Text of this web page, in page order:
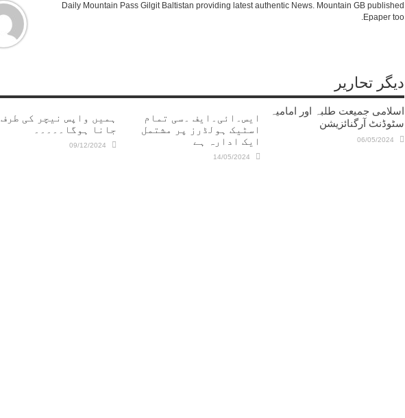
Daily Mountain Pass Gilgit Baltistan providing latest authentic News. Mountain GB published
Epaper too.
دیگر تحاریر
ہمیں واپس نیچر کی طرف
جانا ہوگا۔۔۔۔۔
09/12/2024
ایس۔ائی۔ایف ۔سی تمام
اسٹیک ہولڈرز پر مشتمل
ایک ادارہ ہے
14/05/2024
اسلامی جمیعت طلبہ اور امامیہ
سٹوڈنٹ آرگنائزیشن
06/05/2024